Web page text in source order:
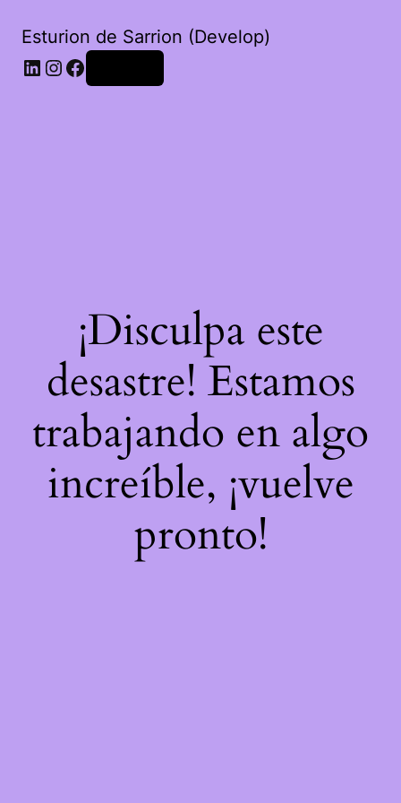
Esturion de Sarrion (Develop)
LinkedIn
Instagram
Facebook
¡Disculpa este
desastre! Estamos
trabajando en algo
increíble, ¡vuelve
pronto!